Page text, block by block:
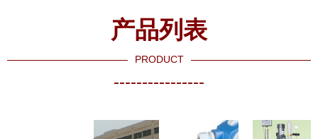
产品列表
PRODUCT
----------------